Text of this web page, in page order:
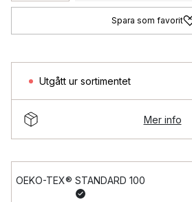
Spara som favorit
Utgått ur sortimentet
Mer info
OEKO-TEX® STANDARD 100